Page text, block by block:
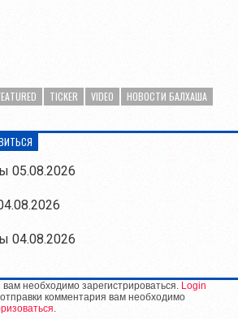
TICKER VIDEO НОВОСТИ БАЛХАША
05.08.2026
04.08.2026
необходимо зарегистрироваться. Login
комментария вам необходимо
.